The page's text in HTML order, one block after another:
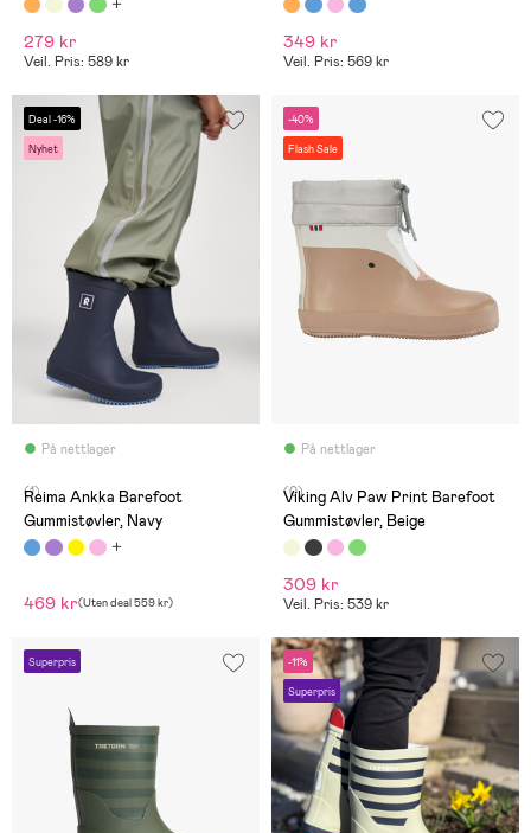
279 kr
Veil. Pris: 589 kr
349 kr
Veil. Pris: 569 kr
Deal -16%
Nyhet
På nettlager
(1)
Reima Ankka Barefoot
Gummistøvler, Navy
469 kr(Uten deal559 kr)
-40%
Flash Sale
På nettlager
(0)
Viking Alv Paw Print Barefoot
Gummistøvler, Beige
309 kr
Veil. Pris: 539 kr
Superpris -11%
Superpris